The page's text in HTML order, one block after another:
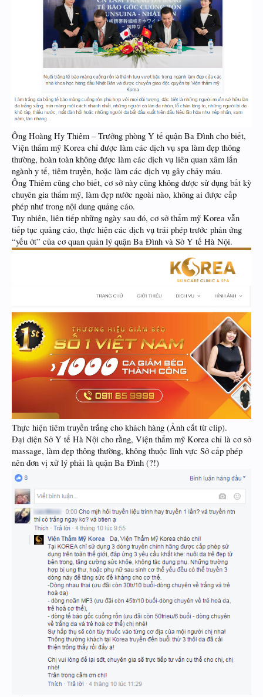
Ông Hoàng Hy Thiêm – Trưởng phòng Y tế quận Ba Đình cho biết,
Viện thẩm mỹ Korea chỉ được làm các dịch vụ spa làm đẹp thông
thường, hoàn toàn không được làm các dịch vụ liên quan xâm lấn
ngành y tế, tiêm truyền, hoặc làm các dịch vụ gây chảy máu.
Ông Thiêm cũng cho biết, cơ sở này cũng không được sử dụng bất kỳ
chuyên gia thẩm mỹ, làm đẹp nước ngoài nào, không ai được cấp
phép như trong nội dung quảng cáo.
Tuy nhiên, liên tiếp những ngày sau đó, cơ sở thẩm mỹ Korea vẫn
tiếp tục quảng cáo, thực hiện các dịch vụ trái phép trước phản ứng
“yếu ớt” của cơ quan quản lý quận Ba Đình và Sở Y tế Hà Nội.
Thực hiện tiêm truyền trắng cho khách hàng (Ảnh cắt từ clip).
Đại diện Sở Y tế Hà Nội cho rằng, Viện thẩm mỹ Korea chỉ là cơ sở
massage, làm đẹp thông thường, không thuộc lĩnh vực Sở cấp phép
nên đơn vị xử lý phải là quận Ba Đình (?!)